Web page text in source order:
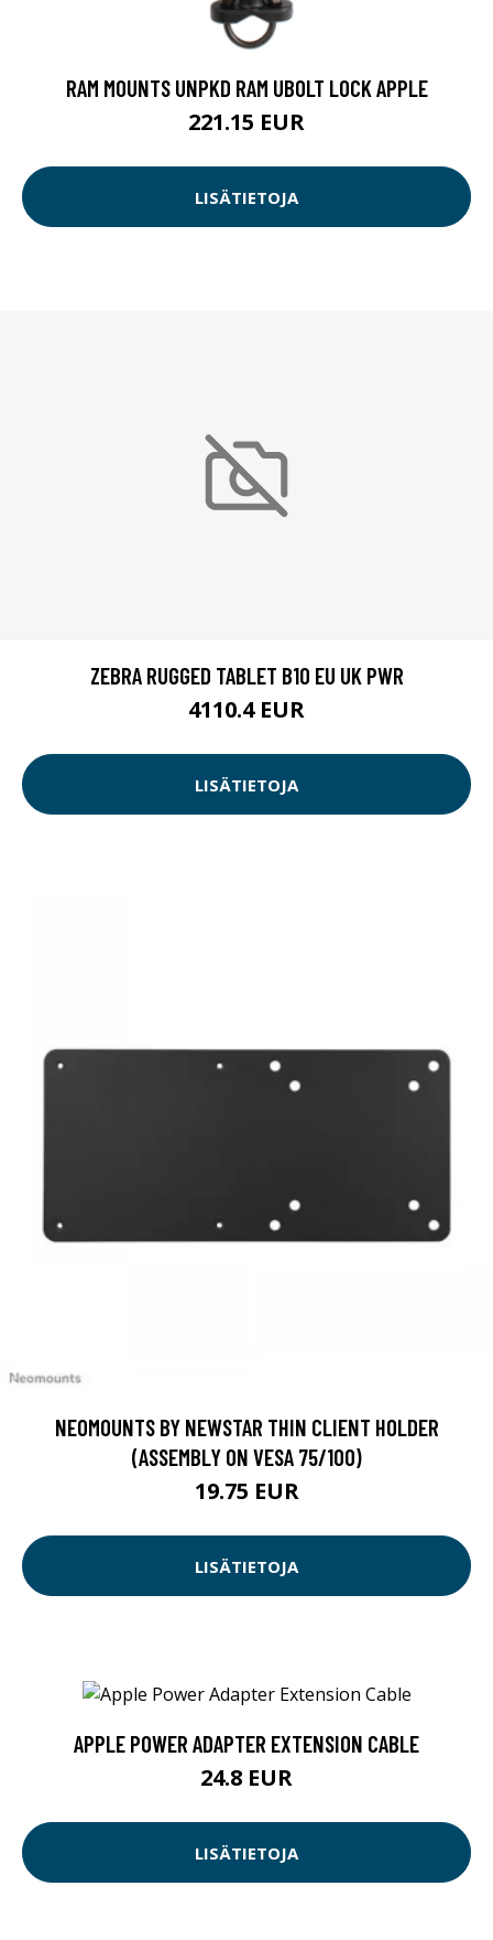
RAM MOUNTS UNPKD RAM UBOLT LOCK APPLE
221.15 EUR
LISÄTIETOJA
ZEBRA RUGGED TABLET B10 EU UK PWR
4110.4 EUR
LISÄTIETOJA
NEOMOUNTS BY NEWSTAR THIN CLIENT HOLDER
(ASSEMBLY ON VESA 75/100)
19.75 EUR
LISÄTIETOJA
APPLE POWER ADAPTER EXTENSION CABLE
24.8 EUR
LISÄTIETOJA